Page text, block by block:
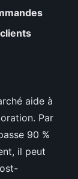
aide à
Par
90 %
il peut